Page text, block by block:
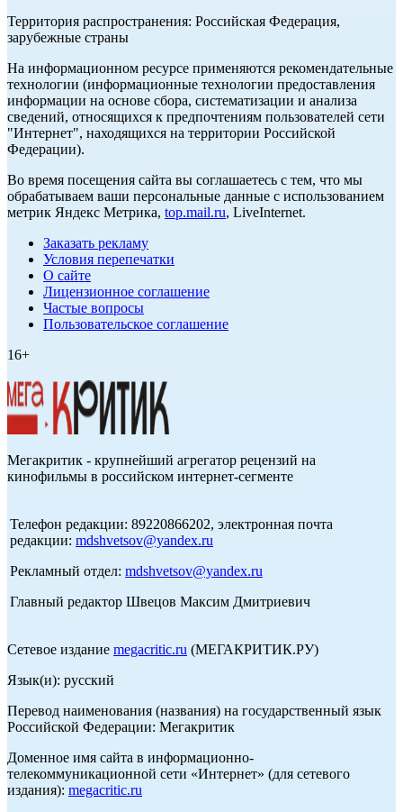
Территория распространения: Российская Федерация,
зарубежные страны
На информационном ресурсе применяются рекомендательные
технологии (информационные технологии предоставления
информации на основе сбора, систематизации и анализа
сведений, относящихся к предпочтениям пользователей сети
"Интернет", находящихся на территории Российской
Федерации).
Во время посещения сайта вы соглашаетесь с тем, что мы
обрабатываем ваши персональные данные с использованием
метрик Яндекс Метрика, top.mail.ru, LiveInternet.
Заказать рекламу
Условия перепечатки
О сайте
Лицензионное соглашение
Частые вопросы
Пользовательское соглашение
16+
Мегакритик - крупнейший агрегатор рецензий на
кинофильмы в российском интернет-сегменте
Телефон редакции: 89220866202, электронная почта
редакции: mdshvetsov@yandex.ru
Рекламный отдел: mdshvetsov@yandex.ru
Главный редактор Швецов Максим Дмитриевич
Сетевое издание megacritic.ru (МЕГАКРИТИК.РУ)
Язык(и): русский
Перевод наименования (названия) на государственный язык
Российской Федерации: Мегакритик
Доменное имя сайта в информационно-
телекоммуникационной сети «Интернет» (для сетевого
издания): megacritic.ru